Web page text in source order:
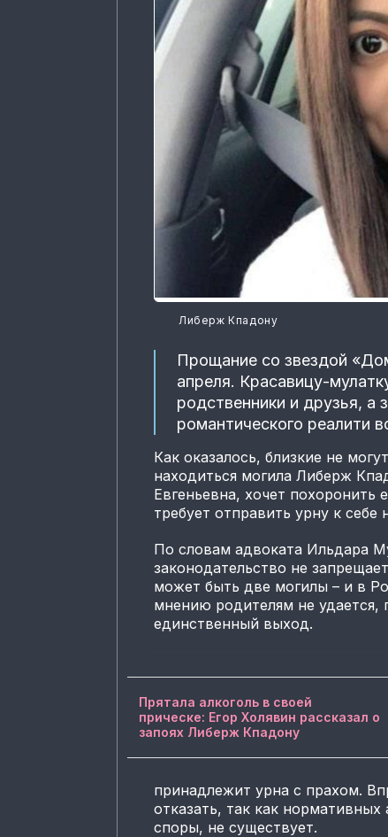
Либерж Кпадону
Прощание со звездой
апреля. Красавицу-
родственники и друзья, а
романтического реалити
Как оказалось, близкие не
находиться могила Либерж
Евгеньевна, хочет
требует отправить урну к
По словам адвоката Ильдара
законодательство не
может быть две могилы – и в
мнению родителям не удается,
единственный выход.
Прятала алкоголь в своей
прическе: Егор Холявин рассказал о
запоях Либерж Кпадону
принадлежит урна с прахом.
отказать, так как
споры, не существует.